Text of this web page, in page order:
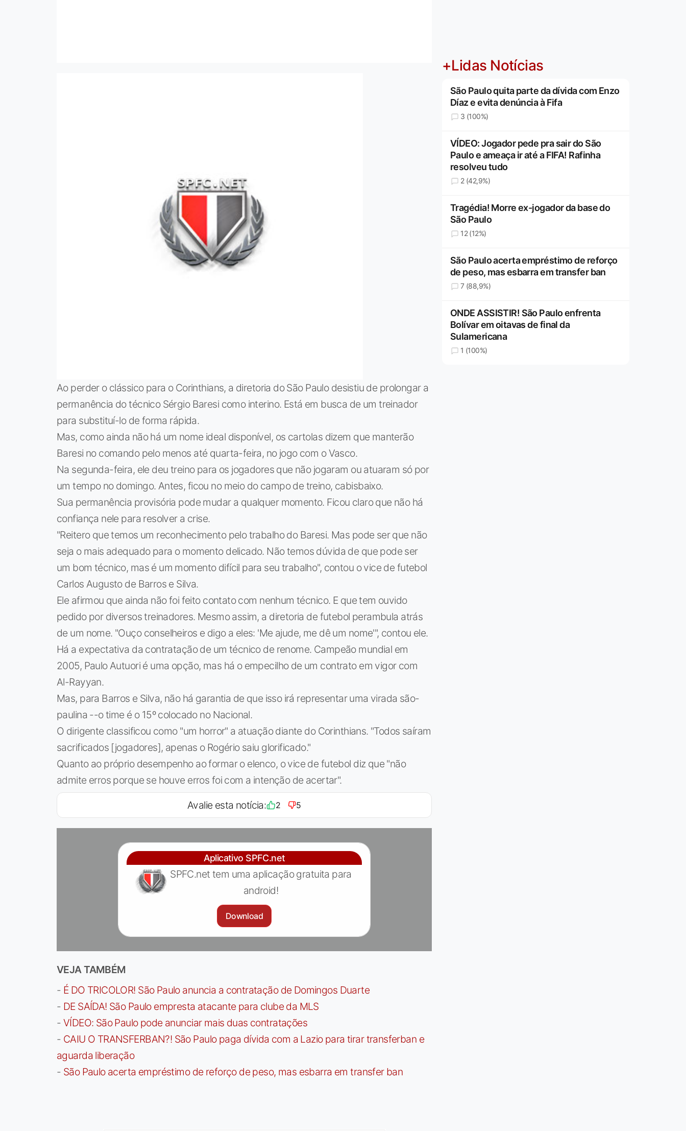
Ao perder o clássico para o Corinthians, a diretoria do São Paulo desistiu de prolongar a
permanência do técnico Sérgio Baresi como interino. Está em busca de um treinador
para substituí-lo de forma rápida.
Mas, como ainda não há um nome ideal disponível, os cartolas dizem que manterão
Baresi no comando pelo menos até quarta-feira, no jogo com o Vasco.
Na segunda-feira, ele deu treino para os jogadores que não jogaram ou atuaram só por
um tempo no domingo. Antes, ficou no meio do campo de treino, cabisbaixo.
Sua permanência provisória pode mudar a qualquer momento. Ficou claro que não há
confiança nele para resolver a crise.
"Reitero que temos um reconhecimento pelo trabalho do Baresi. Mas pode ser que não
seja o mais adequado para o momento delicado. Não temos dúvida de que pode ser
um bom técnico, mas é um momento difícil para seu trabalho", contou o vice de futebol
Carlos Augusto de Barros e Silva.
Ele afirmou que ainda não foi feito contato com nenhum técnico. E que tem ouvido
pedido por diversos treinadores. Mesmo assim, a diretoria de futebol perambula atrás
de um nome. "Ouço conselheiros e digo a eles: 'Me ajude, me dê um nome'", contou ele.
Há a expectativa da contratação de um técnico de renome. Campeão mundial em
2005, Paulo Autuori é uma opção, mas há o empecilho de um contrato em vigor com
Al-Rayyan.
Mas, para Barros e Silva, não há garantia de que isso irá representar uma virada são-
paulina --o time é o 15º colocado no Nacional.
O dirigente classificou como "um horror" a atuação diante do Corinthians. "Todos saíram
sacrificados [jogadores], apenas o Rogério saiu glorificado."
Quanto ao próprio desempenho ao formar o elenco, o vice de futebol diz que "não
admite erros porque se houve erros foi com a intenção de acertar".
Avalie esta notícia: 2 5
Aplicativo SPFC.net
SPFC.net tem uma aplicação gratuita para
android!
Download
VEJA TAMBÉM
- É DO TRICOLOR! São Paulo anuncia a contratação de Domingos Duarte
- DE SAÍDA! São Paulo empresta atacante para clube da MLS
- VÍDEO: São Paulo pode anunciar mais duas contratações
- CAIU O TRANSFERBAN?! São Paulo paga dívida com a Lazio para tirar transferban e
aguarda liberação
- São Paulo acerta empréstimo de reforço de peso, mas esbarra em transfer ban
+Lidas Notícias
São Paulo quita parte da dívida com Enzo
Díaz e evita denúncia à Fifa
3 (100%)
VÍDEO: Jogador pede pra sair do São
Paulo e ameaça ir até a FIFA! Rafinha
resolveu tudo
2 (42,9%)
Tragédia! Morre ex-jogador da base do
São Paulo
12 (12%)
São Paulo acerta empréstimo de reforço
de peso, mas esbarra em transfer ban
7 (88,9%)
ONDE ASSISTIR! São Paulo enfrenta
Bolívar em oitavas de final da
Sulamericana
1 (100%)